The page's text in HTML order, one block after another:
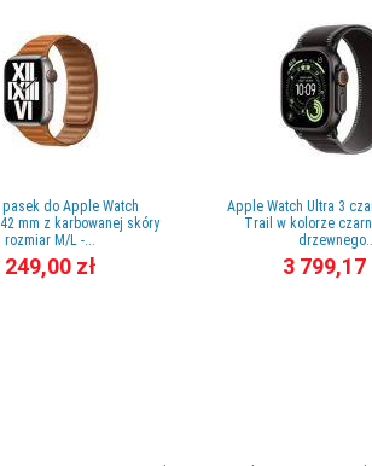
do Apple Watch
mm z karbowanej skóry
rozmiar M/L -...
249,00 zł
Apple Watch Ultra 3
Trail w kolorze
3 799,17